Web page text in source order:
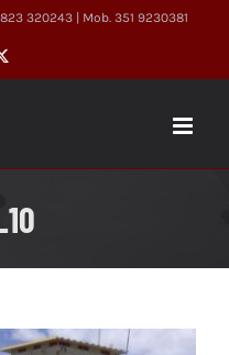
320243 | Mob. 351 9230381